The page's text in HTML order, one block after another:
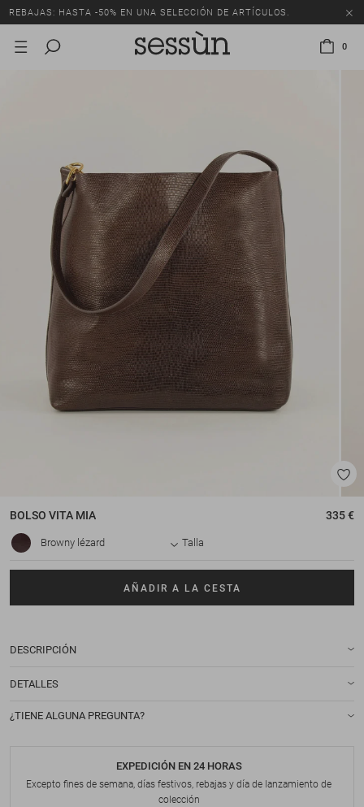
REBAJAS: HASTA -50% EN UNA SELECCIÓN DE ARTÍCULOS.
0
BOLSO VITA MIA 335 €
Browny lézard Talla
AÑADIR A LA CESTA
DESCRIPCIÓN
DETALLES
¿TIENE ALGUNA PREGUNTA?
EXPEDICIÓN EN 24 HORAS
Excepto fines de semana, días festivos, rebajas y día de lanzamiento de
colección